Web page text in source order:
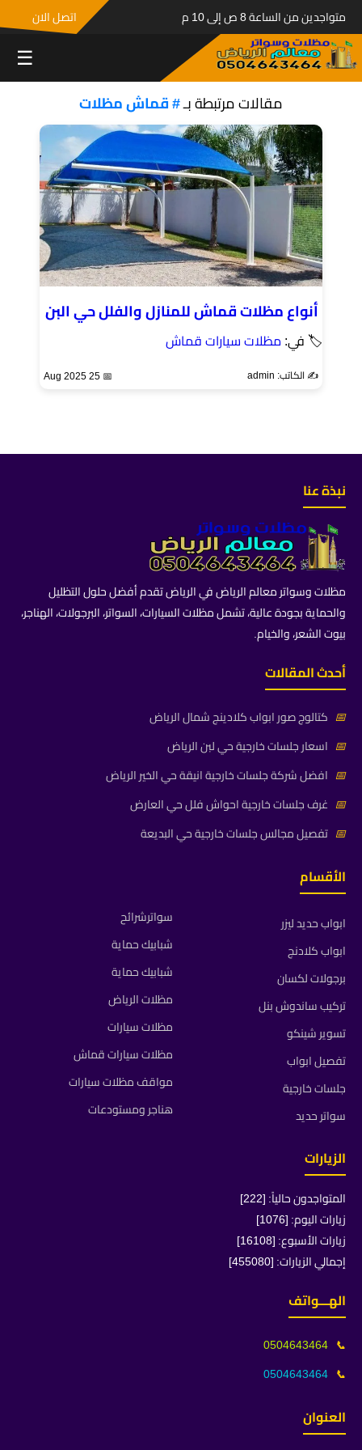
متواجدين من الساعة 8 ص إلى 10 م اتصل الان
☰
مقالات مرتبطة بـ# قماش مظلات
أنواع مظلات قماش للمنازل والفلل حي البن
🏷 في: مظلات سيارات قماش
✍️ الكاتب: admin 📅 25 Aug 2025
نبذة عنا
مظلات وسواتر معالم الرياض في الرياض تقدم أفضل حلول التظليل
والحماية بجودة عالية، تشمل مظلات السيارات، السواتر، البرجولات، الهناجر،
بيوت الشعر، والخيام.
أحدث المقالات
📅 كتالوج صور ابواب كلادينج شمال الرياض
📅 اسعار جلسات خارجية حي لبن الرياض
📅 افضل شركة جلسات خارجية انيقة حي الخير الرياض
📅 غرف جلسات خارجية احواش فلل حي العارض
📅 تفصيل مجالس جلسات خارجية حي البديعة
الأقسام
ابواب حديد ليزر
ابواب كلادنج
برجولات لكسان
تركيب ساندوش بنل
تسوير شينكو
تفصيل ابواب
جلسات خارجية
سواتر حديد
سواترشرائح
شبابيك حماية
شبابيك حماية
مظلات الرياض
مظلات سيارات
مظلات سيارات قماش
مواقف مظلات سيارات
هناجر ومستودعات
الزيارات
المتواجدون حالياً: [222]
زيارات اليوم: [1076]
زيارات الأسبوع: [16108]
إجمالي الزيارات: [455080]
الهـــواتف
📞
0504643464
📞
0504643464
العنوان